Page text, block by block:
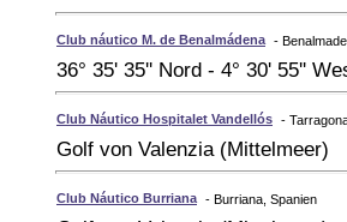
Club náutico M. de Benalmádena -
36° 35' 35'' Nord - 4° 30' 55''
Club Náutico Hospitalet Vandellós -
Golf von Valenzia (Mittelmeer)
Club Náutico Burriana - Burriana, Spanien